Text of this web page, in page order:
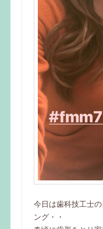
今日は歯科技工士
ング・・